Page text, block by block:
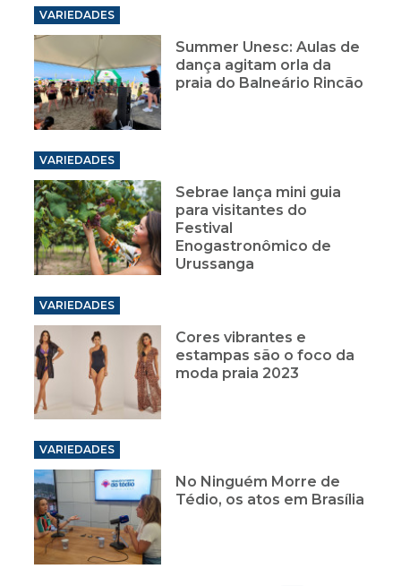
VARIEDADES
Summer Unesc: Aulas de
dança agitam orla da
praia do Balneário Rincão
VARIEDADES
Sebrae lança mini guia
para visitantes do
Festival
Enogastronômico de
Urussanga
VARIEDADES
Cores vibrantes e
estampas são o foco da
moda praia 2023
VARIEDADES
No Ninguém Morre de
Tédio, os atos em Brasília